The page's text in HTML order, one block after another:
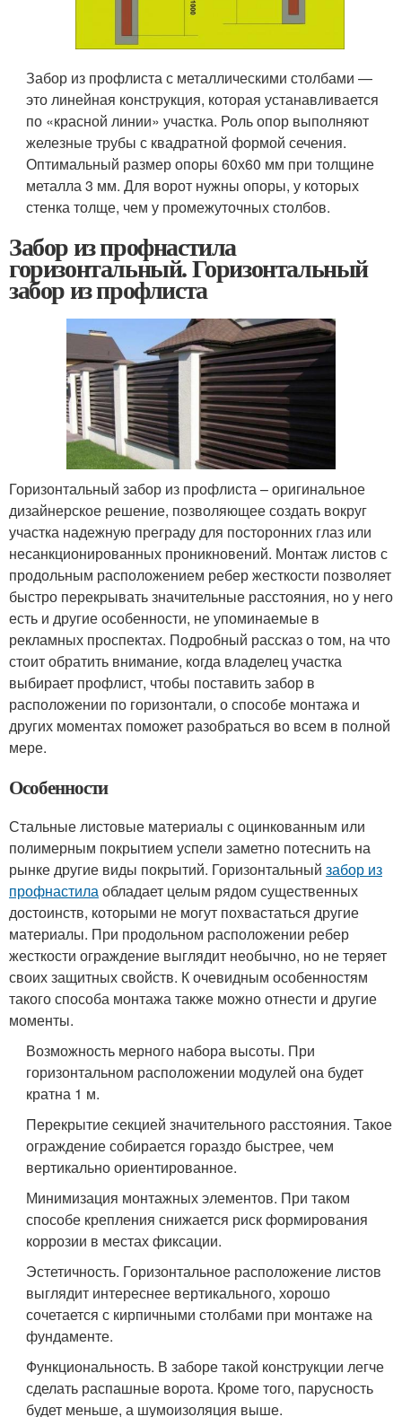
Забор из профлиста с металлическими столбами —
это линейная конструкция, которая устанавливается
по «красной линии» участка. Роль опор выполняют
железные трубы с квадратной формой сечения.
Оптимальный размер опоры 60х60 мм при толщине
металла 3 мм. Для ворот нужны опоры, у которых
стенка толще, чем у промежуточных столбов.
Забор из профнастила
горизонтальный. Горизонтальный
забор из профлиста
Горизонтальный забор из профлиста – оригинальное
дизайнерское решение, позволяющее создать вокруг
участка надежную преграду для посторонних глаз или
несанкционированных проникновений. Монтаж листов с
продольным расположением ребер жесткости позволяет
быстро перекрывать значительные расстояния, но у него
есть и другие особенности, не упоминаемые в
рекламных проспектах. Подробный рассказ о том, на что
стоит обратить внимание, когда владелец участка
выбирает профлист, чтобы поставить забор в
расположении по горизонтали, о способе монтажа и
других моментах поможет разобраться во всем в полной
мере.
Особенности
Стальные листовые материалы с оцинкованным или
полимерным покрытием успели заметно потеснить на
рынке другие виды покрытий. Горизонтальный забор из
профнастилаобладает целым рядом существенных
достоинств, которыми не могут похвастаться другие
материалы. При продольном расположении ребер
жесткости ограждение выглядит необычно, но не теряет
своих защитных свойств. К очевидным особенностям
такого способа монтажа также можно отнести и другие
моменты.
Возможность мерного набора высоты. При
горизонтальном расположении модулей она будет
кратна 1 м.
Перекрытие секцией значительного расстояния. Такое
ограждение собирается гораздо быстрее, чем
вертикально ориентированное.
Минимизация монтажных элементов. При таком
способе крепления снижается риск формирования
коррозии в местах фиксации.
Эстетичность. Горизонтальное расположение листов
выглядит интереснее вертикального, хорошо
сочетается с кирпичными столбами при монтаже на
фундаменте.
Функциональность. В заборе такой конструкции легче
сделать распашные ворота. Кроме того, парусность
будет меньше, а шумоизоляция выше.